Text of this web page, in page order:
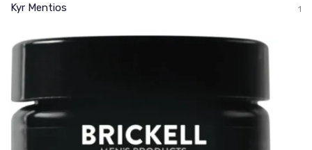
Kyr Mentios 1